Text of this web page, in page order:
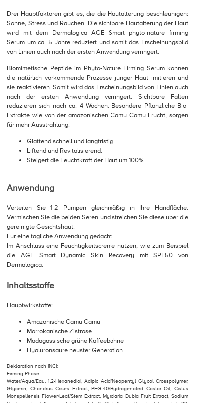
Drei Hauptfaktoren gibt es, die die Hautalterung beschleunigen:
Sonne, Stress und Rauchen. Die sichtbare Hautalterung der Haut
wird mit dem Dermalogica AGE Smart phyto-nature firming
Serum um ca. 5 Jahre reduziert und somit das Erscheinungsbild
von Linien auch nach der ersten Anwendung verringert.
Biomimetische Peptide im Phyto-Nature Firming Serum können
die natürlich vorkommende Prozesse junger Haut imitieren und
sie reaktivieren. Somit wird das Erscheinungsbild von Linien auch
nach der ersten Anwendung verringert. Sichtbare Falten
reduzieren sich nach ca. 4 Wochen. Besondere Pflanzliche Bio-
Extrakte wie von der amazonischen Camu Camu Frucht, sorgen
für mehr Ausstrahlung.
Glättend schnell und langfristig.
Liftend und Revitalisierend.
Steigert die Leuchtkraft der Haut um 100%.
Anwendung
Verteilen Sie 1-2 Pumpen gleichmäßig in Ihre Handfläche.
Vermischen Sie die beiden Seren und streichen Sie diese über die
gereinigte Gesichtshaut.
Für eine tägliche Anwendung gedacht.
Im Anschluss eine Feuchtigkeitscreme nutzen, wie zum Beispiel
die AGE Smart Dynamic Skin Recovery mit SPF50 von
Dermalogica.
Inhaltsstoffe
Hauptwirkstoffe:
Amazonische Camu Camu
Morrokanische Zistrose
Madagassische grüne Kaffeebohne
Hyaluronsäure neuster Generation
Deklaration nach INCI:
Firming Phase:
Water/Aqua/Eau, 1,2-Hexanedioi, Adipic Acid/Neopentyl Glycol Crosspolymer,
Glycerin, Chondrus Crises Extract, PEG-40/Hydrogenated Castor Oil, Cistus
Monspeliensis Flower/Leaf/Stem Extract, Myrciaria Dubia Fruit Extract, Sodium